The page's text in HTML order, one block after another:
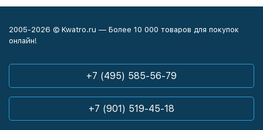
2005-2026 © Kwatro.ru — Более 10 000 товаров для покупок
онлайн!
+7 (495) 585-56-79
+7 (901) 519-45-18